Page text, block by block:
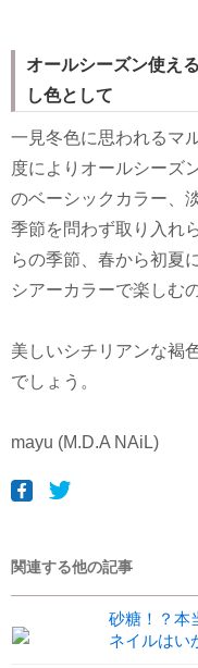
オールシーズン使え
し色として
一見冬色に思われるマ
度によりオールシーズ
のベーシックカラー、
季節を問わず取り入れ
らの季節、春から初夏
シアーカラーで楽しむ
美しいシチリアンな褐
でしょう。
mayu (M.D.A NAiL)
関連する他の記事
砂糖！？本
ネイルはい